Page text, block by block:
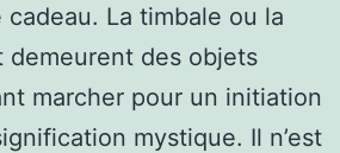
La timbale ou la
demeurent des objets
marcher pour un initiation
mystique. Il n’est